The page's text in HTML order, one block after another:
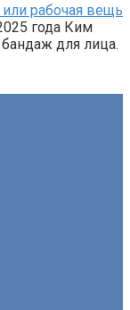
рабочая вещь
года Ким
для лица.